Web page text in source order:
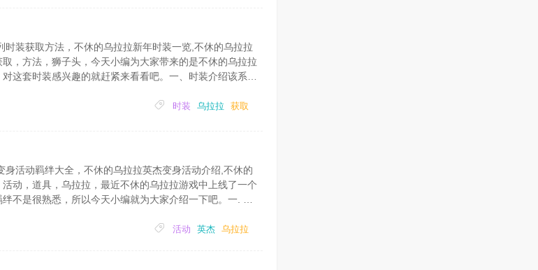
装获取方法，不休的乌拉拉新年时装一览,不休的乌拉拉
，方法，狮子头，今天小编为大家带来的是不休的乌拉拉
这套时装感兴趣的就赶紧来看看吧。一、时装介绍该系列
共华年·糯米袄毛毛的，...
时装 乌拉拉 获取
活动羁绊大全，不休的乌拉拉英杰变身活动介绍,不休的
动，道具，乌拉拉，最近不休的乌拉拉游戏中上线了一个
不是很熟悉，所以今天小编就为大家介绍一下吧。一. 英
斗中进行变身。二、六...
活动 英杰 乌拉拉